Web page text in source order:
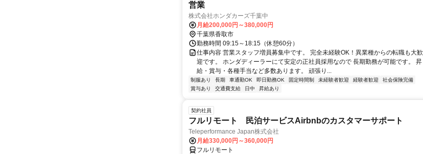
営業
株式会社ホンダカーズ千葉中
月給200,000円～380,000円
千葉県香取市
勤務時間 09:15～18:15（休憩60分）
仕事内容 営業スタッフ増員募集中です。 完全未経験OK！異業種からの転職も大歓
迎です。 ホンダディーラーにて安定の正社員採用なので 長期勤務が可能です。 昇
給・賞与・各種手当など多数あります。 頑張り...
制服あり 長期 車通勤OK 即日勤務OK 固定時間制 未経験者歓迎 経験者歓迎
社会保険完備
賞与あり
交通費支給 日中 昇給あり
契約社員
フルリモート 民泊サービスAirbnbのカスタマーサポート
Teleperformance Japan株式会社
月給330,000円～360,000円
フルリモート